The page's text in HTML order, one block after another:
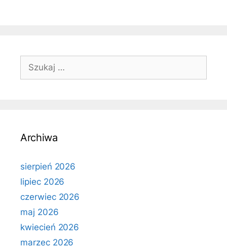
Szukaj:
Archiwa
sierpień 2026
lipiec 2026
czerwiec 2026
maj 2026
kwiecień 2026
marzec 2026